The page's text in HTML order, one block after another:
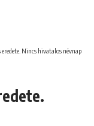
eredete. Nincs hivatalos névnap